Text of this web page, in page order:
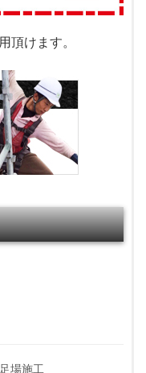
頂けます。
場施工